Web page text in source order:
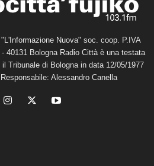
Nuova" soc. coop. P.IVA
40131 Bologna Radio Città è una testata
Tribunale di Bologna in data 12/05/1977
Alessandro Canella